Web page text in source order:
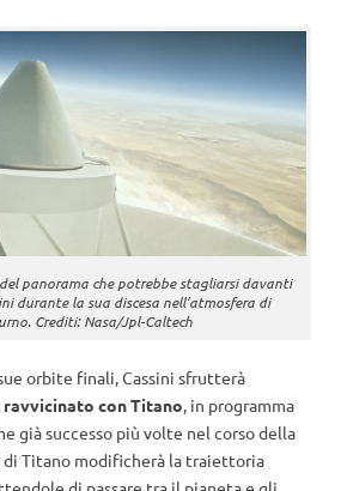
panorama che potrebbe stagliarsi davanti
durante la sua discesa nell’atmosfera di
Crediti: Nasa/Jpl-Caltech
orbite finali, Cassini sfrutterà
con Titano, in programma
già successo più volte nel corso della
di Titano modificherà la traiettoria